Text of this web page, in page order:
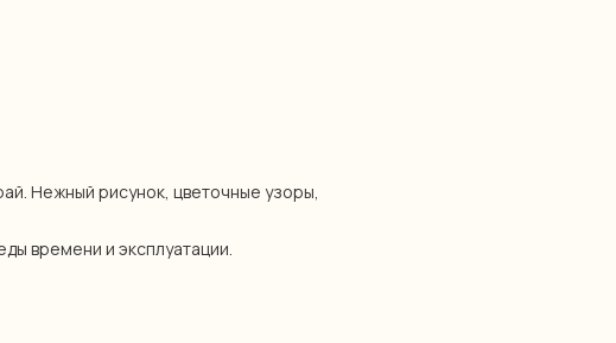
Нежный рисунок, цветочные узоры,
времени и эксплуатации.